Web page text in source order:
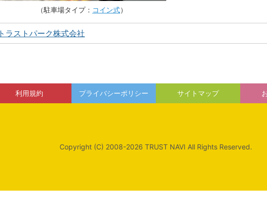
（駐車場タイプ： コイン式）
トラストパーク株式会社
利用規約 プライバシーポリシー サイトマップ
Copyright (C) 2008-2026 TRUST NAVI All Rights Reserved.